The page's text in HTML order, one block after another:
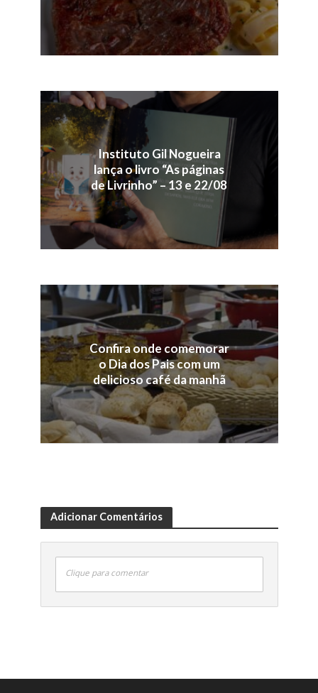
Instituto Gil Nogueira
lança o livro “As páginas
de Livrinho” – 13 e 22/08
Confira onde comemorar
o Dia dos Pais com um
delicioso café da manhã
Adicionar Comentários
Clique para comentar